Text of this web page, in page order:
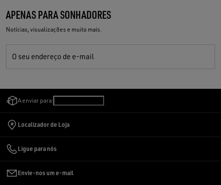
APENAS PARA SONHADORES
Notícias, visualizações e muito mais.
O seu endereço de e-mail
A enviar para:
Localizador de Loja
Ligue para nós
Envie-nos um e-mail